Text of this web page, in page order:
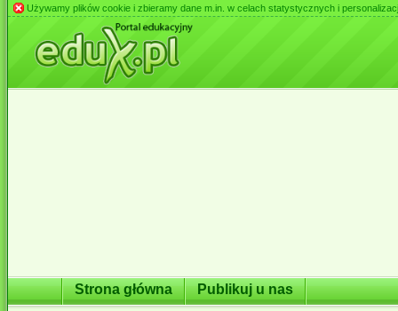
Używamy plików cookie i zbieramy dane m.in. w celach statystycznych i
Strona główna Publikuj u nas